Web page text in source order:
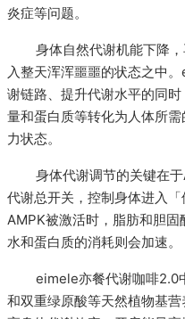
炎症等问题。
身体自然代谢机能下降
入整天浑浑噩噩的状态之中
谢链路、提升代谢水平的同
量和蛋白质等转化为人体所
力状态。
身体代谢调节的关键在
代谢总开关，控制身体进入
AMPK被激活时，脂肪和胆
水和蛋白质的消耗则会加速。
eimele亦餐代谢咖啡
和双重绿原酸等天然植物基